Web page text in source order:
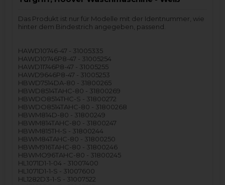
Das Produkt ist nur für Modelle mit der Identnummer, wie
hinter dem Bindestrich angegeben, passend.
HAWD10746-47 - 31005335
HAWD10746P8-47 - 31005254
HAWD11746P8-47 - 31005255
HAWD9646P8-47 - 31005253
HBWD7514DA-80 - 31800265
HBWD8514TAHC-80 - 31800269
HBWDO8514THC-S - 31800272
HBWDO8514TAHC-80 - 31800268
HBWM814D-80 - 31800249
HBWM814TAHC-80 - 31800247
HBWM815TH-S - 31800244
HBWM84TAHC-80 - 31800250
HBWM916TAHC-80 - 31800246
HBWMO96TAHC-80 - 31800245
HL1071D1-1-04 - 31007400
HL1071D1-1-S - 31007600
HL1282D3-1-S - 31007522